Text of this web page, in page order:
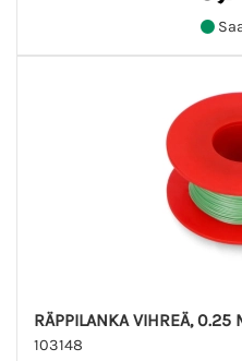
RÄPPILANKA VIHREÄ, 0.25
103148